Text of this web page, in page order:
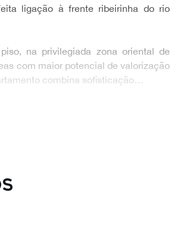
ligação à frente ribeirinha do rio
na privilegiada zona oriental de
com maior potencial de valorização
combina sofisticação…